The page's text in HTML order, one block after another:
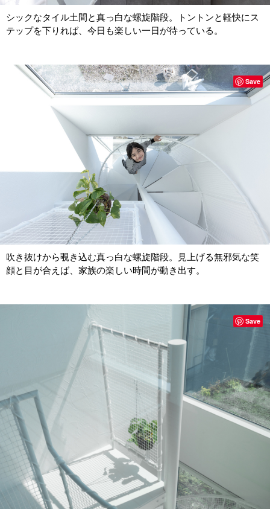
シックなタイル土間と真っ白な螺旋階段。トントンと軽快にス
テップを下りれば、今日も楽しい一日が待っている。
吹き抜けから覗き込む真っ白な螺旋階段。見上げる無邪気な笑
顔と目が合えば、家族の楽しい時間が動き出す。
Save
Save